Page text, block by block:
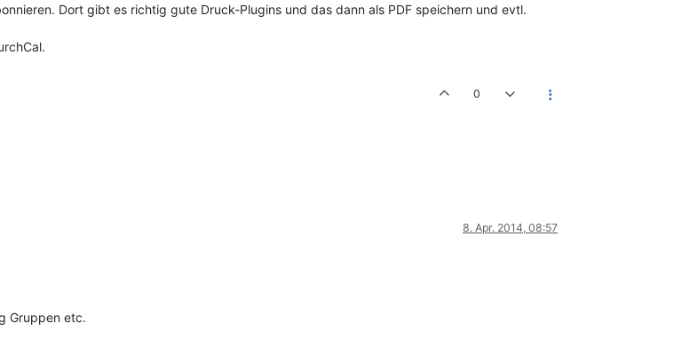
Dort gibt es richtig gute Druck-Plugins und das dann als PDF speichern und evtl.
0
8. Apr. 2014, 08:57
Gruppen etc.